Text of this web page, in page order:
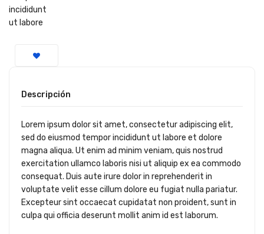
incididunt
ut labore
Descripción
Lorem ipsum dolor sit amet, consectetur adipiscing elit,
sed do eiusmod tempor incididunt ut labore et dolore
magna aliqua. Ut enim ad minim veniam, quis nostrud
exercitation ullamco laboris nisi ut aliquip ex ea commodo
consequat. Duis aute irure dolor in reprehenderit in
voluptate velit esse cillum dolore eu fugiat nulla pariatur.
Excepteur sint occaecat cupidatat non proident, sunt in
culpa qui officia deserunt mollit anim id est laborum.